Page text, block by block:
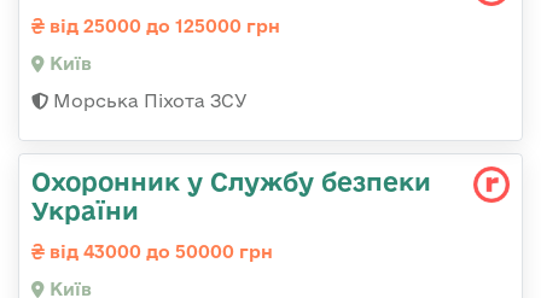
від 25000 до 125000 грн
Київ
Морська Піхота ЗСУ
Охоронник у Службу безпеки
України
від 43000 до 50000 грн
Київ